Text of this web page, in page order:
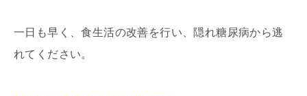
一日も早く、食生活の改善を行い、隠れ糖尿病から逃
れてください。